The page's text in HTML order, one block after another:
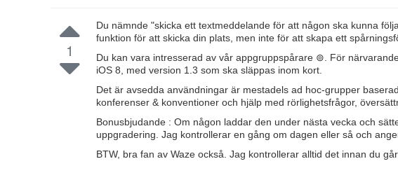
1
Du nämnde "skicka ett textmeddelande för att någon ska kunna
funktion för att skicka din plats, men inte för att skapa ett
Du kan vara intresserad av vår appgruppspårare ⊚. För
iOS 8, med version 1.3 som ska släppas inom kort.
Det är avsedda användningar är mestadels ad hoc-grupper
konferenser & konventioner och hjälp med rörlighetsfrågor,
Bonusbjudande : Om någon laddar den under nästa vecka och
uppgradering. Jag kontrollerar en gång om dagen eller så och
BTW, bra fan av Waze också. Jag kontrollerar alltid det innan du